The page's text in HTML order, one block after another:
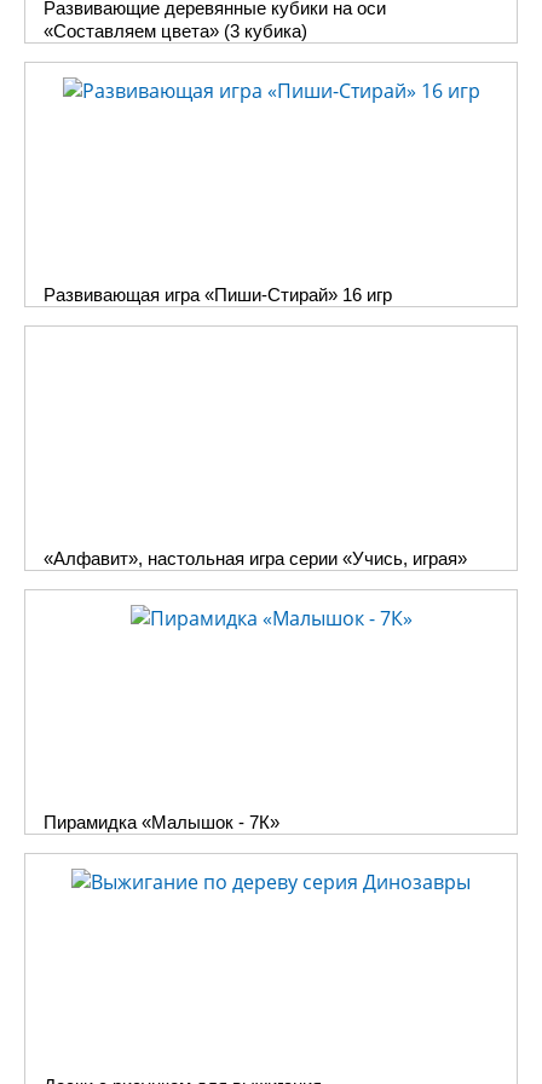
Развивающие деревянные кубики на оси
«Составляем цвета» (3 кубика)
Развивающая игра «Пиши-Стирай» 16 игр
«Алфавит», настольная игра серии «Учись, играя»
Пирамидка «Малышок - 7К»